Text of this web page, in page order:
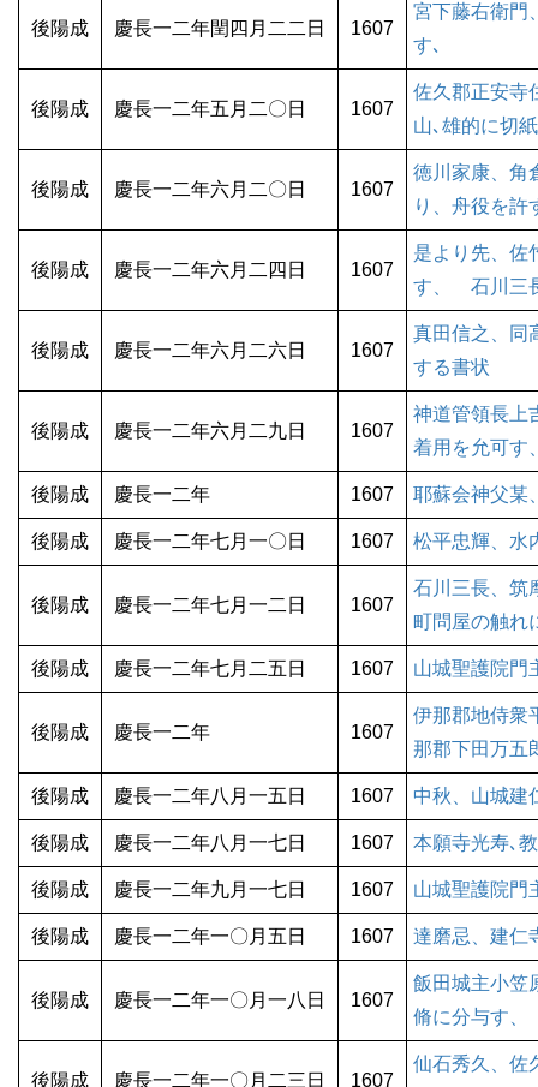
後陽成 慶長一二年閏四月二二日 1607
宮下藤右衛門
す､
後陽成 慶長一二年五月二〇日 1607
佐久郡正安
山､雄的に切
後陽成 慶長一二年六月二〇日 1607
徳川家康、角
り、舟役を許
後陽成 慶長一二年六月二四日 1607
是より先、佐
す、 石川三
後陽成 慶長一二年六月二六日 1607
真田信之、同
する書状
後陽成 慶長一二年六月二九日 1607
神道管領長上
着用を允可す
後陽成 慶長一二年 1607 耶蘇会神父某
後陽成 慶長一二年七月一〇日 1607 松平忠輝、水
後陽成 慶長一二年七月一二日 1607
石川三長、筑
町問屋の触れ
後陽成 慶長一二年七月二五日 1607 山城聖護院門
後陽成 慶長一二年 1607
伊那郡地侍衆
那郡下田万五
後陽成 慶長一二年八月一五日 1607 中秋、山城建
後陽成 慶長一二年八月一七日 1607 本願寺光寿､
後陽成 慶長一二年九月一七日 1607 山城聖護院門
後陽成 慶長一二年一〇月五日 1607 達磨忌、建仁
後陽成 慶長一二年一〇月一八日 1607
飯田城主小笠
脩に分与す、
後陽成 慶長一二年一〇月二三日 1607
仙石秀久、佐